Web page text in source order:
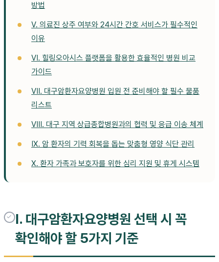
방법
V. 의료진 상주 여부와 24시간 간호 서비스가 필수적인
이유
VI. 힐링오아시스 플랫폼을 활용한 효율적인 병원 비교
가이드
VII. 대구암환자요양병원 입원 전 준비해야 할 필수 물품
리스트
VIII. 대구 지역 상급종합병원과의 협력 및 응급 이송 체계
IX. 암 환자의 기력 회복을 돕는 맞춤형 영양 식단 관리
X. 환자 가족과 보호자를 위한 심리 지원 및 휴게 시스템
I. 대구암환자요양병원 선택 시 꼭
확인해야 할 5가지 기준